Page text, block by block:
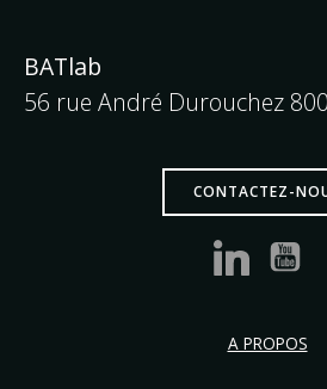
BATlab
56 rue André Durouchez
CONTACTEZ-
A PROPOS